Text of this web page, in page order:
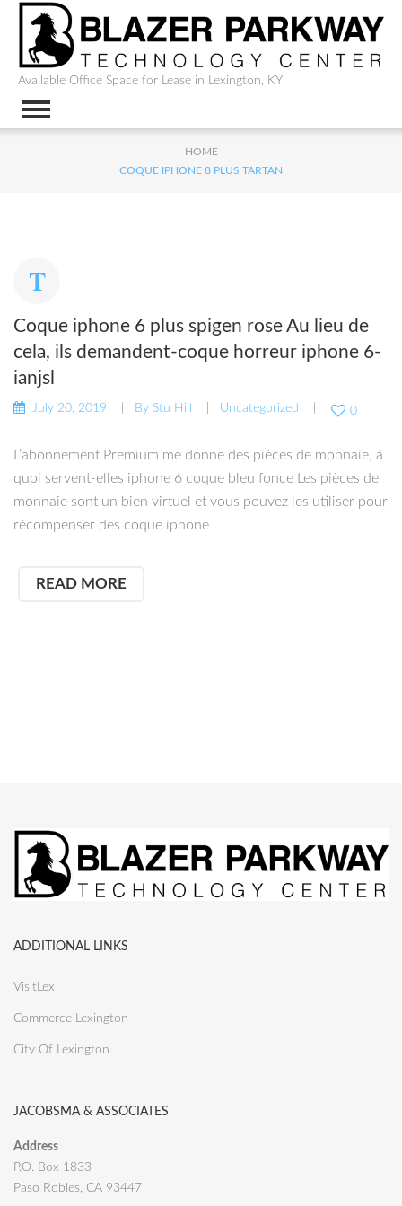
Available Office Space for Lease in Lexington, KY
HOME
COQUE IPHONE 8 PLUS TARTAN
Coque iphone 6 plus spigen rose Au lieu de
cela, ils demandent-coque horreur iphone 6-
ianjsl
July 20, 2019 By Stu Hill Uncategorized 0
L’abonnement Premium me donne des pièces de monnaie, à
quoi servent-elles iphone 6 coque bleu fonce Les pièces de
monnaie sont un bien virtuel et vous pouvez les utiliser pour
récompenser des coque iphone
READ MORE
ADDITIONAL LINKS
VisitLex
Commerce Lexington
City Of Lexington
JACOBSMA & ASSOCIATES
Address
P.O. Box 1833
Paso Robles, CA 93447